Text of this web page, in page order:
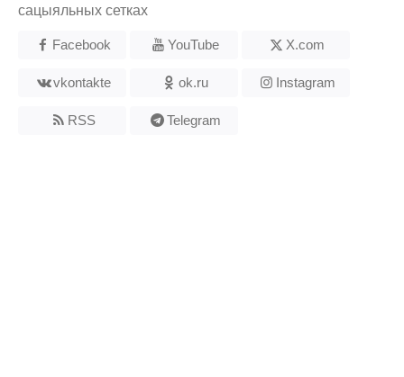
сацыяльных сетках
Facebook YouTube X.com
vkontakte ok.ru Instagram
RSS Telegram